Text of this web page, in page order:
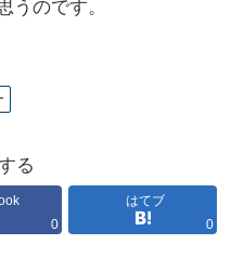
うのです。
る
0
はてブ
0